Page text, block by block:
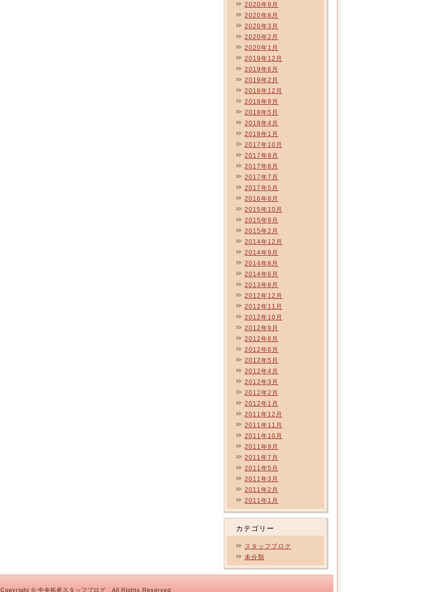
2020年9月
2020年8月
2020年3月
2020年2月
2020年1月
2019年12月
2019年6月
2019年2月
2018年12月
2018年9月
2018年5月
2018年4月
2018年1月
2017年10月
2017年9月
2017年8月
2017年7月
2017年5月
2016年8月
2015年10月
2015年9月
2015年2月
2014年12月
2014年9月
2014年8月
2014年6月
2013年8月
2012年12月
2012年11月
2012年10月
2012年9月
2012年8月
2012年6月
2012年5月
2012年4月
2012年3月
2012年2月
2012年1月
2011年12月
2011年11月
2011年10月
2011年9月
2011年7月
2011年5月
2011年3月
2011年2月
2011年1月
カテゴリー
スタッフブログ
未分類
Copyright © 中央拓産スタッフブログ All Rights Reserved